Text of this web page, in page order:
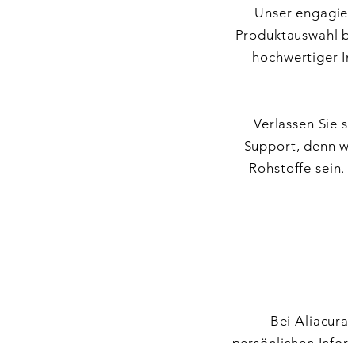
Unser
Produktauswahl
hochwertiger
Verlassen Sie
Support, denn
Rohstoffe
Bei